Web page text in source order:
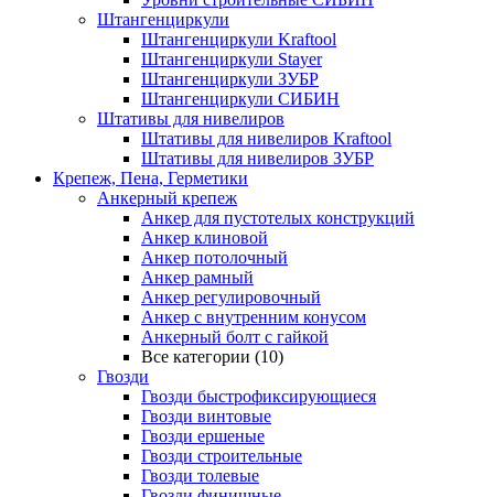
Штангенциркули
Штангенциркули Kraftool
Штангенциркули Stayer
Штангенциркули ЗУБР
Штангенциркули СИБИН
Штативы для нивелиров
Штативы для нивелиров Kraftool
Штативы для нивелиров ЗУБР
Крепеж, Пена, Герметики
Анкерный крепеж
Анкер для пустотелых конструкций
Анкер клиновой
Анкер потолочный
Анкер рамный
Анкер регулировочный
Анкер с внутренним конусом
Анкерный болт с гайкой
Все категории (10)
Гвозди
Гвозди быстрофиксирующиеся
Гвозди винтовые
Гвозди ершеные
Гвозди строительные
Гвозди толевые